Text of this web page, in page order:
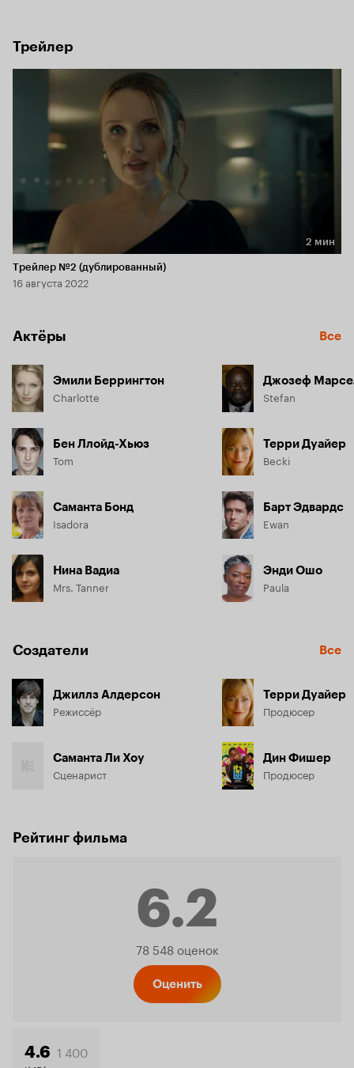
Трейлер
Длительность 2 мин
2 мин
Трейлер №2 (дублированный)
16 августа 2022
Актёры Все
Эмили Беррингтон
Charlotte
Бен Ллойд-Хьюз
Tom
Саманта Бонд
Isadora
Нина Вадиа
Mrs. Tanner
Джозеф
Stefan
Терри Дуайер
Becki
Барт Эдвардс
Ewan
Энди Ошо
Paula
Создатели Все
Джиллз Алдерсон
Режиссёр
Саманта Ли Хоу
Сценарист
Терри Дуайер
Продюсер
Дин Фишер
Продюсер
Рейтинг фильма
6.2
Рейтинг
78 548 оценок
Оценить
4.6 1 400